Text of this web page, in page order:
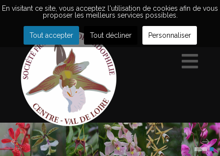
En visitant ce site, vous acceptez l'utilisation de cookies afin de vous
proposer les meilleurs services possibles.
Tout accepter Tout décliner Personnaliser